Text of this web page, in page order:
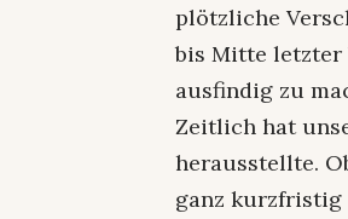
plötzliche
bis Mitte letzter
ausfindig zu
Zeitlich hat
herausstellte.
ganz kurzfristig